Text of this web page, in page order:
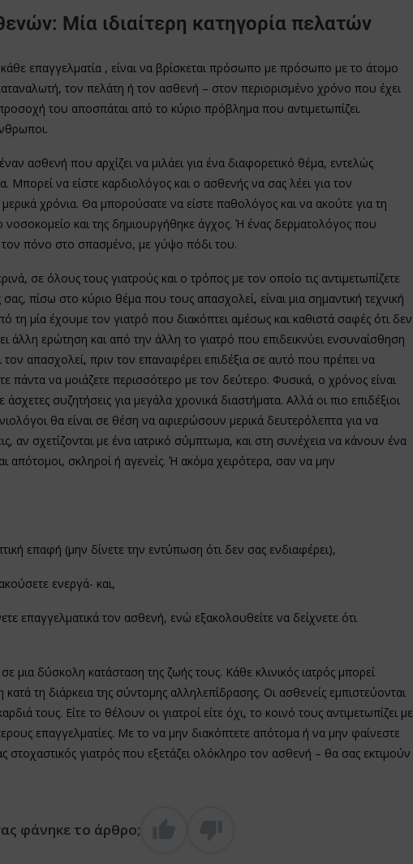
Μία ιδιαίτερη κατηγορία πελατών
επαγγελματία , είναι να βρίσκεται πρόσωπο με πρόσωπο με το άτομο
τον πελάτη ή τον ασθενή – στον περιορισμένο χρόνο που έχει
του αποσπάται από το κύριο πρόβλημα που αντιμετωπίζει.
ασθενή που αρχίζει να μιλάει για ένα διαφορετικό θέμα, εντελώς
να είστε καρδιολόγος και ο ασθενής να σας λέει για τον
χρόνια. Θα μπορούσατε να είστε παθολόγος και να ακούτε για τη
και της δημιουργήθηκε άγχος. Ή ένας δερματολόγος που
τον πόνο στο σπασμένο, με γύψο πόδι του.
σε όλους τους γιατρούς και ο τρόπος με τον οποίο τις αντιμετωπίζετε
πίσω στο κύριο θέμα που τους απασχολεί, είναι μια σημαντική τεχνική
τη μία έχουμε τον γιατρό που διακόπτει αμέσως και καθιστά σαφές ότι δεν
άλλη ερώτηση και από την άλλη το γιατρό που επιδεικνύει ενσυναίσθηση
τον απασχολεί, πριν τον επαναφέρει επιδέξια σε αυτό που πρέπει να
πάντα να μοιάζετε περισσότερο με τον δεύτερο. Φυσικά, ο χρόνος είναι
συζητήσεις για μεγάλα χρονικά διαστήματα. Αλλά οι πιο επιδέξιοι
θα είναι σε θέση να αφιερώσουν μερικά δευτερόλεπτα για να
αν σχετίζονται με ένα ιατρικό σύμπτωμα, και στη συνέχεια να κάνουν ένα
απότομοι, σκληροί ή αγενείς. Ή ακόμα χειρότερα, σαν να μην
επαφή (μην δίνετε την εντύπωση ότι δεν σας ενδιαφέρει),
ενεργά- και,
επαγγελματικά τον ασθενή, ενώ εξακολουθείτε να δείχνετε ότι
μια δύσκολη κατάσταση της ζωής τους. Κάθε κλινικός ιατρός μπορεί
τη διάρκεια της σύντομης αλληλεπίδρασης. Οι ασθενείς εμπιστεύονται
τους. Είτε το θέλουν οι γιατροί είτε όχι, το κοινό τους αντιμετωπίζει με
επαγγελματίες. Με το να μην διακόπτετε απότομα ή να μην φαίνεστε
στοχαστικός γιατρός που εξετάζει ολόκληρο τον ασθενή – θα σας εκτιμούν
φάνηκε το άρθρο;